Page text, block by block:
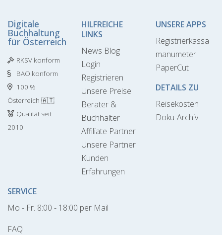
Digitale
Buchhaltung
für Österreich
RKSV konform
BAO konform
100 %
Österreich 🇦🇹
Qualität seit
2010
HILFREICHE
LINKS
News Blog
Login
Registrieren
Unsere Preise
Berater &
Buchhalter
Affiliate Partner
Unsere Partner
Kunden
Erfahrungen
UNSERE APPS
Registrierkassa
manumeter
PaperCut
DETAILS ZU
Reisekosten
Doku-Archiv
SERVICE
Mo - Fr. 8:00 - 18:00 per Mail
FAQ